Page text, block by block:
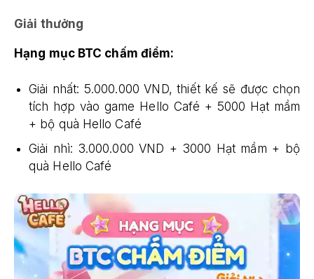
Giải thưởng
Hạng mục BTC chấm điểm:
Giải nhất: 5.000.000 VND, thiết kế sẽ được chọn
tích hợp vào game Hello Café + 5000 Hạt mầm
+ bộ quà Hello Café
Giải nhì: 3.000.000 VND + 3000 Hạt mầm + bộ
quà Hello Café